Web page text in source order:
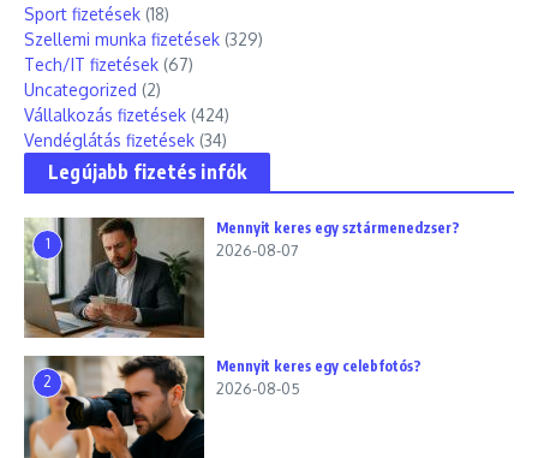
Sport fizetések (18)
Szellemi munka fizetések (329)
Tech/IT fizetések (67)
Uncategorized (2)
Vállalkozás fizetések (424)
Vendéglátás fizetések (34)
Legújabb fizetés infók
1
Mennyit keres egy sztármenedzser?
2026-08-07
2
Mennyit keres egy celebfotós?
2026-08-05